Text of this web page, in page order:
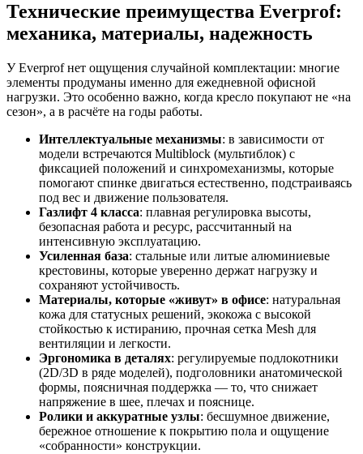
Технические преимущества Everprof:
механика, материалы, надежность
У Everprof нет ощущения случайной комплектации: многие
элементы продуманы именно для ежедневной офисной
нагрузки. Это особенно важно, когда кресло покупают не «на
сезон», а в расчёте на годы работы.
Интеллектуальные механизмы: в зависимости от
модели встречаются Multiblock (мультиблок) с
фиксацией положений и синхромеханизмы, которые
помогают спинке двигаться естественно, подстраиваясь
под вес и движение пользователя.
Газлифт 4 класса: плавная регулировка высоты,
безопасная работа и ресурс, рассчитанный на
интенсивную эксплуатацию.
Усиленная база: стальные или литые алюминиевые
крестовины, которые уверенно держат нагрузку и
сохраняют устойчивость.
Материалы, которые «живут» в офисе: натуральная
кожа для статусных решений, экокожа с высокой
стойкостью к истиранию, прочная сетка Mesh для
вентиляции и легкости.
Эргономика в деталях: регулируемые подлокотники
(2D/3D в ряде моделей), подголовники анатомической
формы, поясничная поддержка — то, что снижает
напряжение в шее, плечах и пояснице.
Ролики и аккуратные узлы: бесшумное движение,
бережное отношение к покрытию пола и ощущение
«собранности» конструкции.